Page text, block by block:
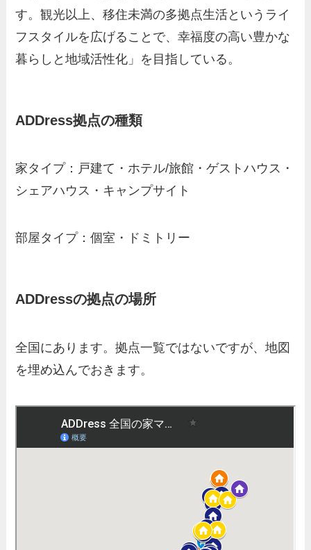
す。観光以上、移住未満の多拠点生活というライ
フスタイルを広げることで、幸福度の高い豊かな
暮らしと地域活性化」を目指している。
ADDress拠点の種類
家タイプ：戸建て・ホテル/旅館・ゲストハウス・
シェアハウス・キャンプサイト
部屋タイプ：個室・ドミトリー
ADDressの拠点の場所
全国にあります。拠点一覧ではないですが、地図
を埋め込んでおきます。